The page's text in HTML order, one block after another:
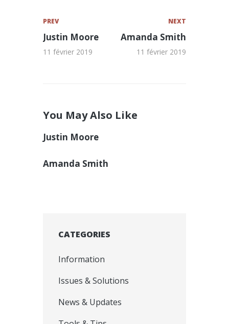
PREV
Justin Moore
11 février 2019
NEXT
Amanda Smith
11 février 2019
You May Also Like
Justin Moore
Amanda Smith
CATEGORIES
Information
Issues & Solutions
News & Updates